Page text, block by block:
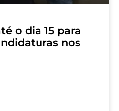
o dia 15 para
nos